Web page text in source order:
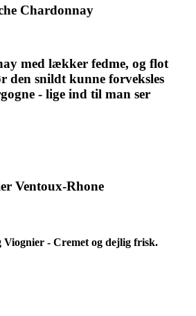
Chardonnay
med lækker fedme, og flot
den snildt kunne forveksles
- lige ind til man ser
Ventoux-Rhone
Viognier - Cremet og dejlig frisk.